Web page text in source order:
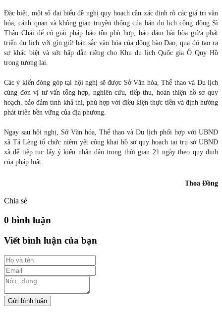
Đặc biệt, một số đại biểu đề nghị quy hoạch cần xác định rõ các giá trị văn
hóa, cảnh quan và không gian truyền thống của bản du lịch cộng đồng Sì
Thâu Chải để có giải pháp bảo tồn phù hợp, bảo đảm hài hòa giữa phát
triển du lịch với gìn giữ bản sắc văn hóa của đồng bào Dao, qua đó tạo ra
sự khác biệt và sức hấp dẫn riêng cho Khu du lịch Quốc gia Ô Quy Hồ
trong tương lai.
Các ý kiến đóng góp tại hội nghị sẽ được Sở Văn hóa, Thể thao và Du lịch
cùng đơn vị tư vấn tổng hợp, nghiên cứu, tiếp thu, hoàn thiện hồ sơ quy
hoạch, bảo đảm tính khả thi, phù hợp với điều kiện thực tiễn và định hướng
phát triển bền vững của địa phương.
Ngay sau hội nghị, Sở Văn hóa, Thể thao và Du lịch phối hợp với UBND
xã Tả Lèng tổ chức niêm yết công khai hồ sơ quy hoạch tại trụ sở UBND
xã để tiếp tục lấy ý kiến nhân dân trong thời gian 21 ngày theo quy định
của pháp luật.
Thoa Đồng
Chia sẻ
0 bình luận
Viết bình luận của bạn
Gửi bình luận